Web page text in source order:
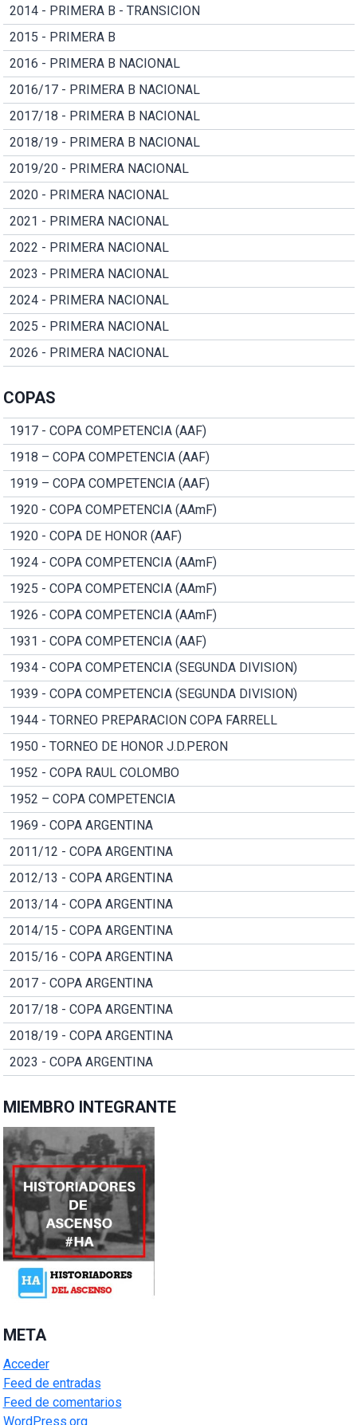
2014 - PRIMERA B - TRANSICION
2015 - PRIMERA B
2016 - PRIMERA B NACIONAL
2016/17 - PRIMERA B NACIONAL
2017/18 - PRIMERA B NACIONAL
2018/19 - PRIMERA B NACIONAL
2019/20 - PRIMERA NACIONAL
2020 - PRIMERA NACIONAL
2021 - PRIMERA NACIONAL
2022 - PRIMERA NACIONAL
2023 - PRIMERA NACIONAL
2024 - PRIMERA NACIONAL
2025 - PRIMERA NACIONAL
2026 - PRIMERA NACIONAL
COPAS
1917 - COPA COMPETENCIA (AAF)
1918 – COPA COMPETENCIA (AAF)
1919 – COPA COMPETENCIA (AAF)
1920 - COPA COMPETENCIA (AAmF)
1920 - COPA DE HONOR (AAF)
1924 - COPA COMPETENCIA (AAmF)
1925 - COPA COMPETENCIA (AAmF)
1926 - COPA COMPETENCIA (AAmF)
1931 - COPA COMPETENCIA (AAF)
1934 - COPA COMPETENCIA (SEGUNDA DIVISION)
1939 - COPA COMPETENCIA (SEGUNDA DIVISION)
1944 - TORNEO PREPARACION COPA FARRELL
1950 - TORNEO DE HONOR J.D.PERON
1952 - COPA RAUL COLOMBO
1952 – COPA COMPETENCIA
1969 - COPA ARGENTINA
2011/12 - COPA ARGENTINA
2012/13 - COPA ARGENTINA
2013/14 - COPA ARGENTINA
2014/15 - COPA ARGENTINA
2015/16 - COPA ARGENTINA
2017 - COPA ARGENTINA
2017/18 - COPA ARGENTINA
2018/19 - COPA ARGENTINA
2023 - COPA ARGENTINA
MIEMBRO INTEGRANTE
META
Acceder
Feed de entradas
Feed de comentarios
WordPress.org